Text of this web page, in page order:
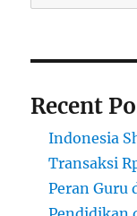
Recent
Indonesia
Transaksi
Peran Guru